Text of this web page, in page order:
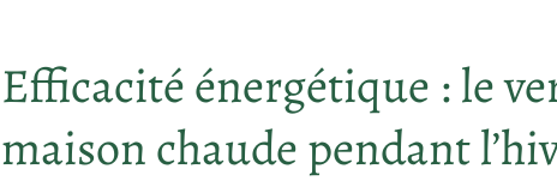
Efficacité énergétique : le
maison chaude pendant